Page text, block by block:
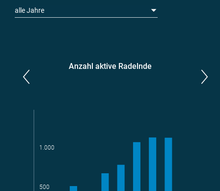
alle Jahre
Anzahl aktive Radelnde
500
1.000